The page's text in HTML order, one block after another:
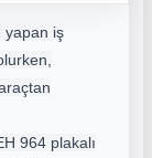
yapan iş
964 plakalı